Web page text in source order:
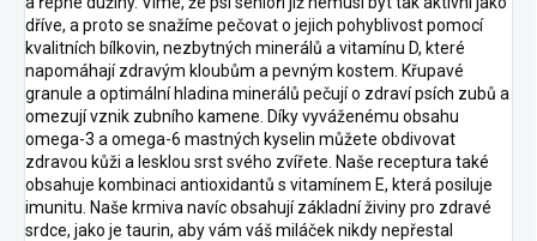
dříve, a proto se snažíme pečovat o jejich pohyblivost pomocí
kvalitních bílkovin, nezbytných minerálů a vitamínu D, které
napomáhají zdravým kloubům a pevným kostem. Křupavé
granule a optimální hladina minerálů pečují o zdraví psích zubů a
omezují vznik zubního kamene. Díky vyváženému obsahu
omega-3 a omega-6 mastných kyselin můžete obdivovat
zdravou kůži a lesklou srst svého zvířete. Naše receptura také
obsahuje kombinaci antioxidantů s vitamínem E, která posiluje
imunitu. Naše krmiva navíc obsahují základní živiny pro zdravé
srdce, jako je taurin, aby vám váš miláček nikdy nepřestal